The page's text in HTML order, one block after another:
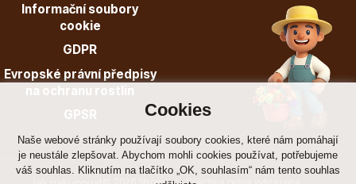
Cookies
Naše webové stránky používají soubory cookies, které nám pomáhají
je neustále zlepšovat. Abychom mohli cookies používat, potřebujeme
váš souhlas. Kliknutím na tlačítko „OK, souhlasím“ nám tento souhlas
Po-Pá 9:00 - 17:00
Informační soubory
cookie
GDPR
Evropské právní předpisy
na ochranu rostlin
GPSR